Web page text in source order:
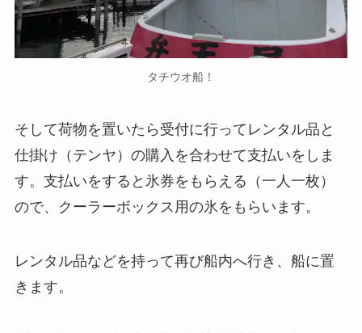
タチウオ船！
そして荷物を置いたら受付に行ってレンタル品と
仕掛け（テンヤ）の購入を合わせて支払いをしま
す。支払いをすると氷券をもらえる（一人一枚）
ので、クーラーボックス用の氷をもらいます。
レンタル品などを持って再び船内へ行き、船に置
きます。